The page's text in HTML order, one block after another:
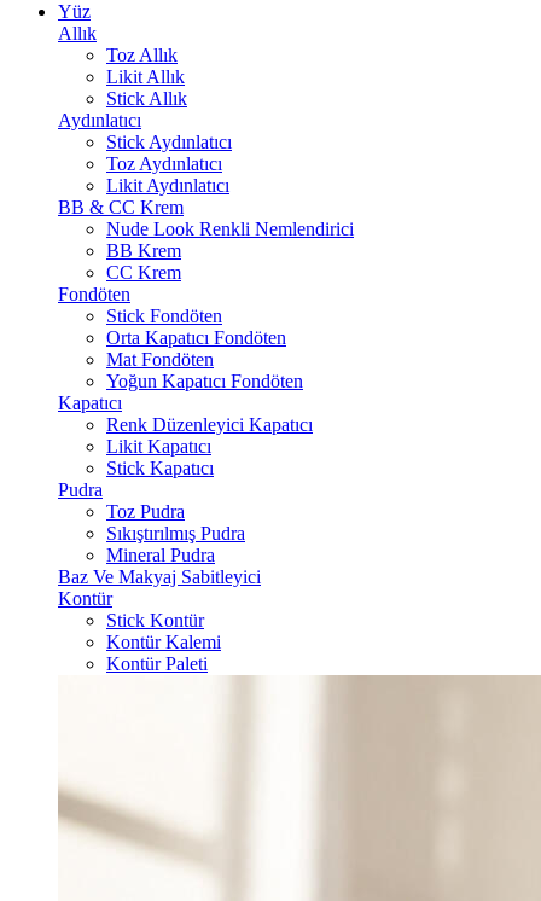
Yüz
Allık
Toz Allık
Likit Allık
Stick Allık
Aydınlatıcı
Stick Aydınlatıcı
Toz Aydınlatıcı
Likit Aydınlatıcı
BB & CC Krem
Nude Look Renkli Nemlendirici
BB Krem
CC Krem
Fondöten
Stick Fondöten
Orta Kapatıcı Fondöten
Mat Fondöten
Yoğun Kapatıcı Fondöten
Kapatıcı
Renk Düzenleyici Kapatıcı
Likit Kapatıcı
Stick Kapatıcı
Pudra
Toz Pudra
Sıkıştırılmış Pudra
Mineral Pudra
Baz Ve Makyaj Sabitleyici
Kontür
Stick Kontür
Kontür Kalemi
Kontür Paleti